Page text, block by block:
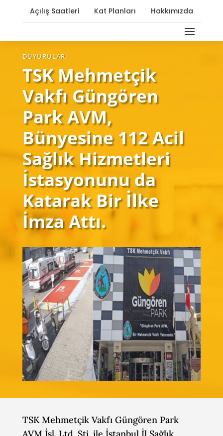
Açılış Saatleri Kat Planları Hakkımızda
DUYURULAR
TSK Mehmetçik
Vakfı Güngören
Park AVM,
Bünyesine 112 Acil
Sağlık Hizmetleri
İstasyonunu da
Katarak Bir İlke
İmza Attı.
TSK Mehmetçik Vakfı Güngören Park
AVM İşl. Ltd. Şti. ile İstanbul İl Sağlık